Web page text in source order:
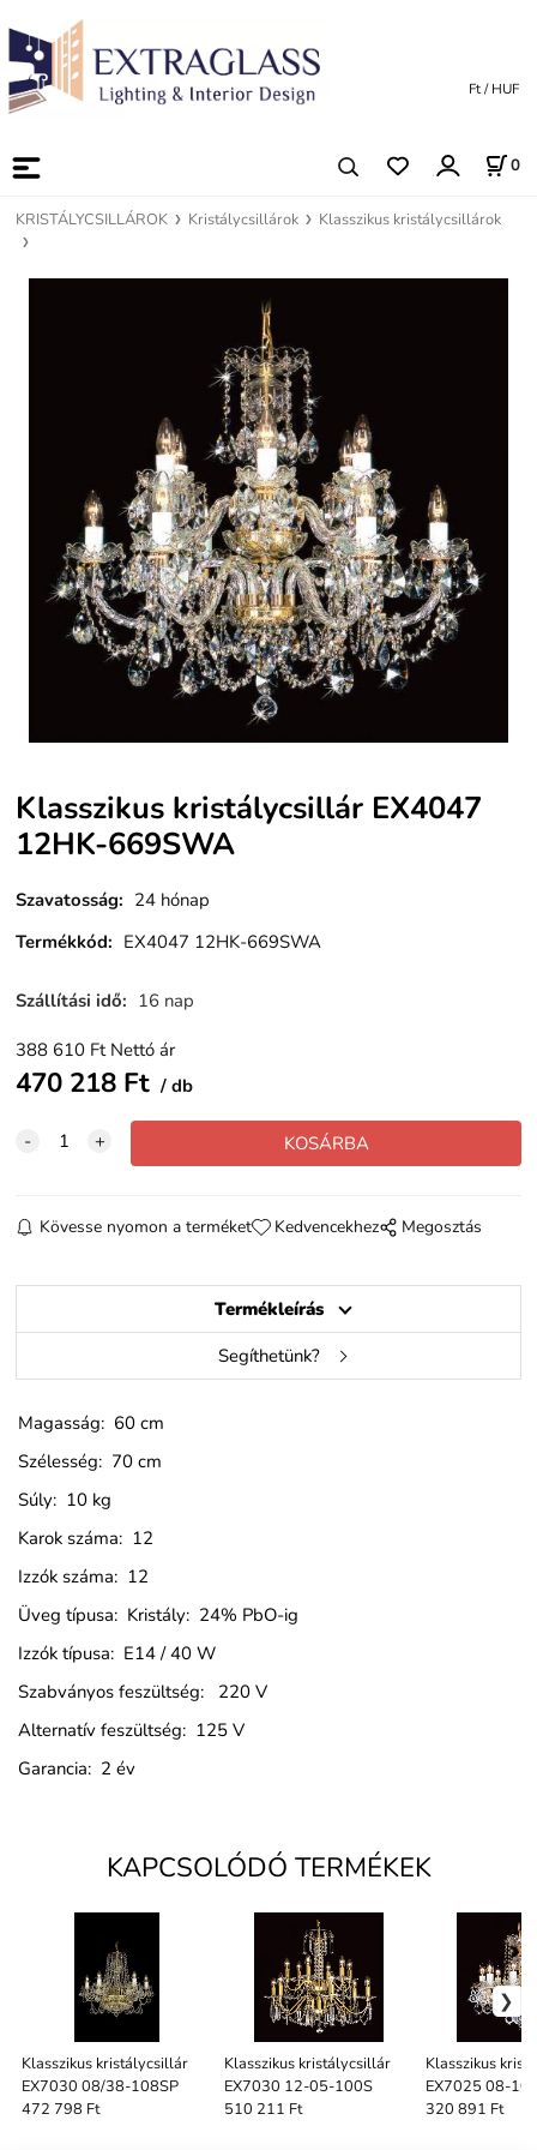
0
Ft / HUF
KRISTÁLYCSILLÁROK Kristálycsillárok Klasszikus kristálycsillárok
Klasszikus kristálycsillár EX4047
12HK-669SWA
Szavatosság: 24 hónap
Termékkód: EX4047 12HK-669SWA
Szállítási idő: 16 nap
388 610 Ft Nettó ár
470 218 Ft db
Kövesse nyomon a terméket Kedvencekhez Megosztás
Termékleírás
Segíthetünk?
Magasság: 60 cm
Szélesség: 70 cm
Súly: 10 kg
Karok száma: 12
Izzók száma: 12
Üveg típusa: Kristály: 24% PbO-ig
Izzók típusa: E14 / 40 W
Szabványos feszültség: 220 V
Alternatív feszültség: 125 V
Garancia: 2 év
KAPCSOLÓDÓ TERMÉKEK
Klasszikus kristálycsillár
EX7030 08/38-108SP
472 798 Ft
Klasszikus kristálycsillár
EX7030 12-05-100S
510 211 Ft
Klasszikus
EX7025 08-
320 891 Ft